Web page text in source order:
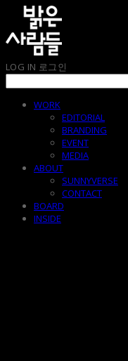
LOG IN 로그인
WORK
EDITORIAL
BRANDING
EVENT
MEDIA
ABOUT
SUNNYVERSE
CONTACT
BOARD
INSIDE